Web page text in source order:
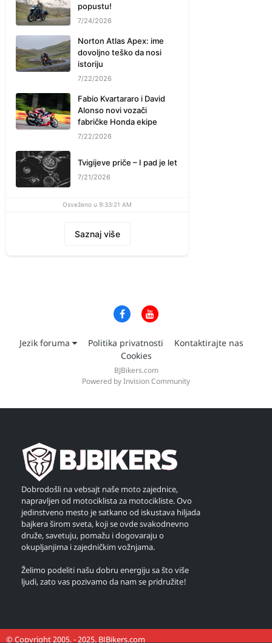
popustu!
7/24/2026
Norton Atlas Apex: ime
dovoljno teško da nosi
istoriju
7/22/2026
Fabio Kvartararo i David
Alonso novi vozači
fabričke Honda ekipe
7/22/2026
Tvigijeve priče – I pad je let
7/21/2026
Osveženo u 9:33:21 AM
Saznaj više
Jezik foruma Politika privatnosti
Kontaktirajte nas
Cookies
BJBikers.com
Powered by Invision Community
Dobrodošli na vebsajt naše moto zajednice,
napravljen od motociklista za motocikliste. Ovo
jedinstveno mesto je satkano od iskustava hiljada
bajkera širom sveta, koji se ovde svakodnevno
druže, savetuju, pomažu i dogovaraju o
okupljanjima i zajedničkim vožnjama.
Želimo podeliti našu dobru energiju sa što više
ljudi, zato vas pozivamo da nam se pridružite!
© Copyright 2005. - 2025. BJBikers.com